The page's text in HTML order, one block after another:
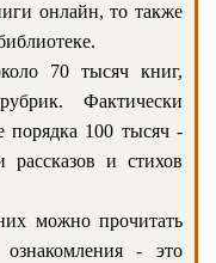
онлайн, то также
70 тысяч книг,
Фактически
порядка 100 тысяч -
и стихов
можно прочитать
- это